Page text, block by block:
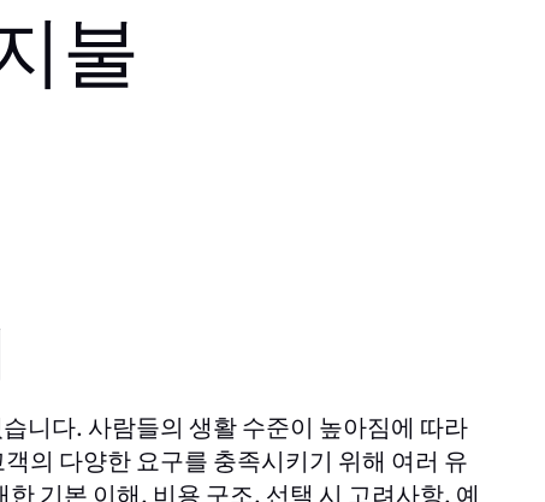
불
니다. 사람들의 생활 수준이 높아짐에 따라
객의 다양한 요구를 충족시키기 위해 여러 유
기본 이해, 비용 구조, 선택 시 고려사항, 예